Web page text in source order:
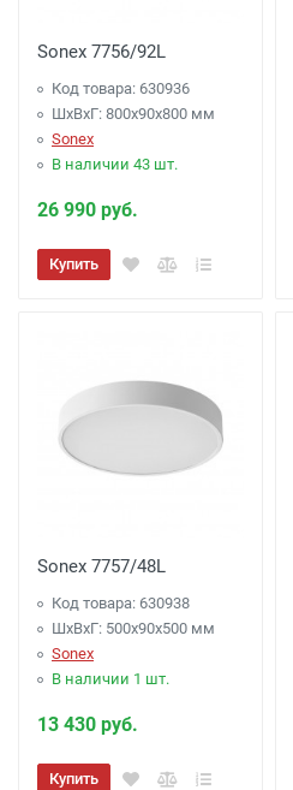
Sonex 7756/92L
Код товара: 630936
ШхВхГ: 800x90x800 мм
Sonex
В наличии 43 шт.
26 990 руб.
Купить
Sonex 7757/48L
Код товара: 630938
ШхВхГ: 500x90x500 мм
Sonex
В наличии 1 шт.
13 430 руб.
Купить